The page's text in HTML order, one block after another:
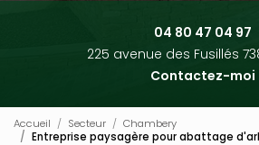
04 80 47 04 97
225 avenue des Fusillés
Contactez-moi
Accueil Secteur
Chambery
Entreprise paysagère pour abattage